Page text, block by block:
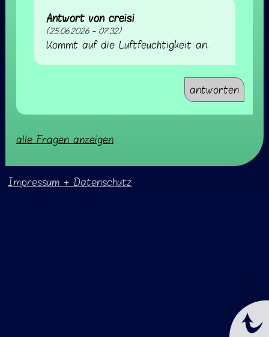
Antwort von creisi
(25.06.2026 - 07:32)
Kommt auf die Luftfeuchtigkeit an.
antworten
alle Fragen anzeigen
Impressum + Datenschutz